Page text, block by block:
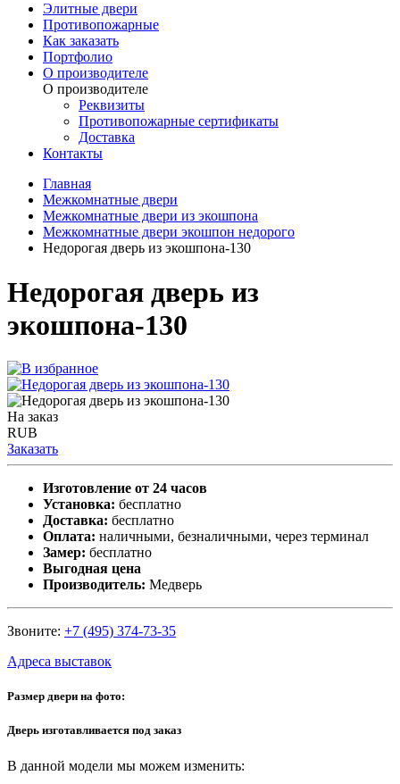
Элитные двери
Противопожарные
Как заказать
Портфолио
О производителе
О производителе
Реквизиты
Противопожарные сертификаты
Доставка
Контакты
Главная
Межкомнатные двери
Межкомнатные двери из экошпона
Межкомнатные двери экошпон недорого
Недорогая дверь из экошпона-130
Недорогая дверь из
экошпона-130
На заказ
RUB
Заказать
Изготовление от 24 часов
Установка: бесплатно
Доставка: бесплатно
Оплата: наличными, безналичными, через терминал
Замер: бесплатно
Выгодная цена
Производитель: Медверь
Звоните: +7 (495) 374-73-35
Адреса выставок
Размер двери на фото:
Дверь изготавливается под заказ
В данной модели мы можем изменить: